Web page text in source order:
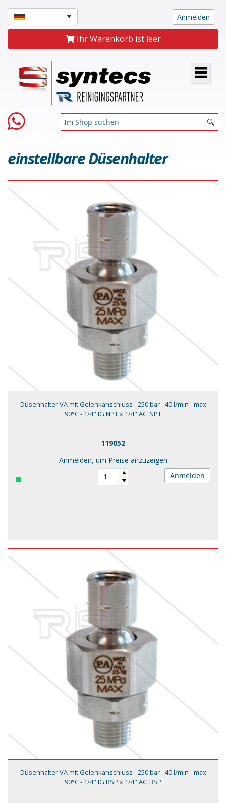
Ihr Warenkorb ist leer
einstellbare Düsenhalter
Düsenhalter VA mit Gelenkanschluss - 250 bar - 40 l/min - max
90°C - 1/4" IG NPT x 1/4" AG NPT
119052
Anmelden, um Preise anzuzeigen
Anmelden
Düsenhalter VA mit Gelenkanschluss - 250 bar - 40 l/min - max
90°C - 1/4" IG BSP x 1/4" AG BSP